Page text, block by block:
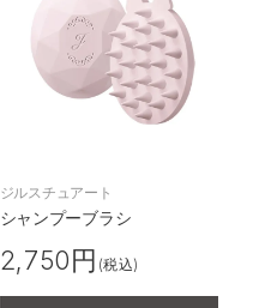
ジルスチュアート
シャンプーブラシ
2,750円 (税込)